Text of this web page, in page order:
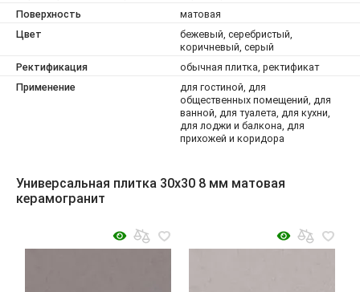
Поверхность
матовая
Цвет
бежевый, серебристый,
коричневый, серый
Ректификация
обычная плитка, ректификат
Применение
для гостиной, для
общественных помещений, для
ванной, для туалета, для кухни,
для лоджи и балкона, для
прихожей и коридора
Универсальная плитка 30x30 8 мм матовая
керамогранит